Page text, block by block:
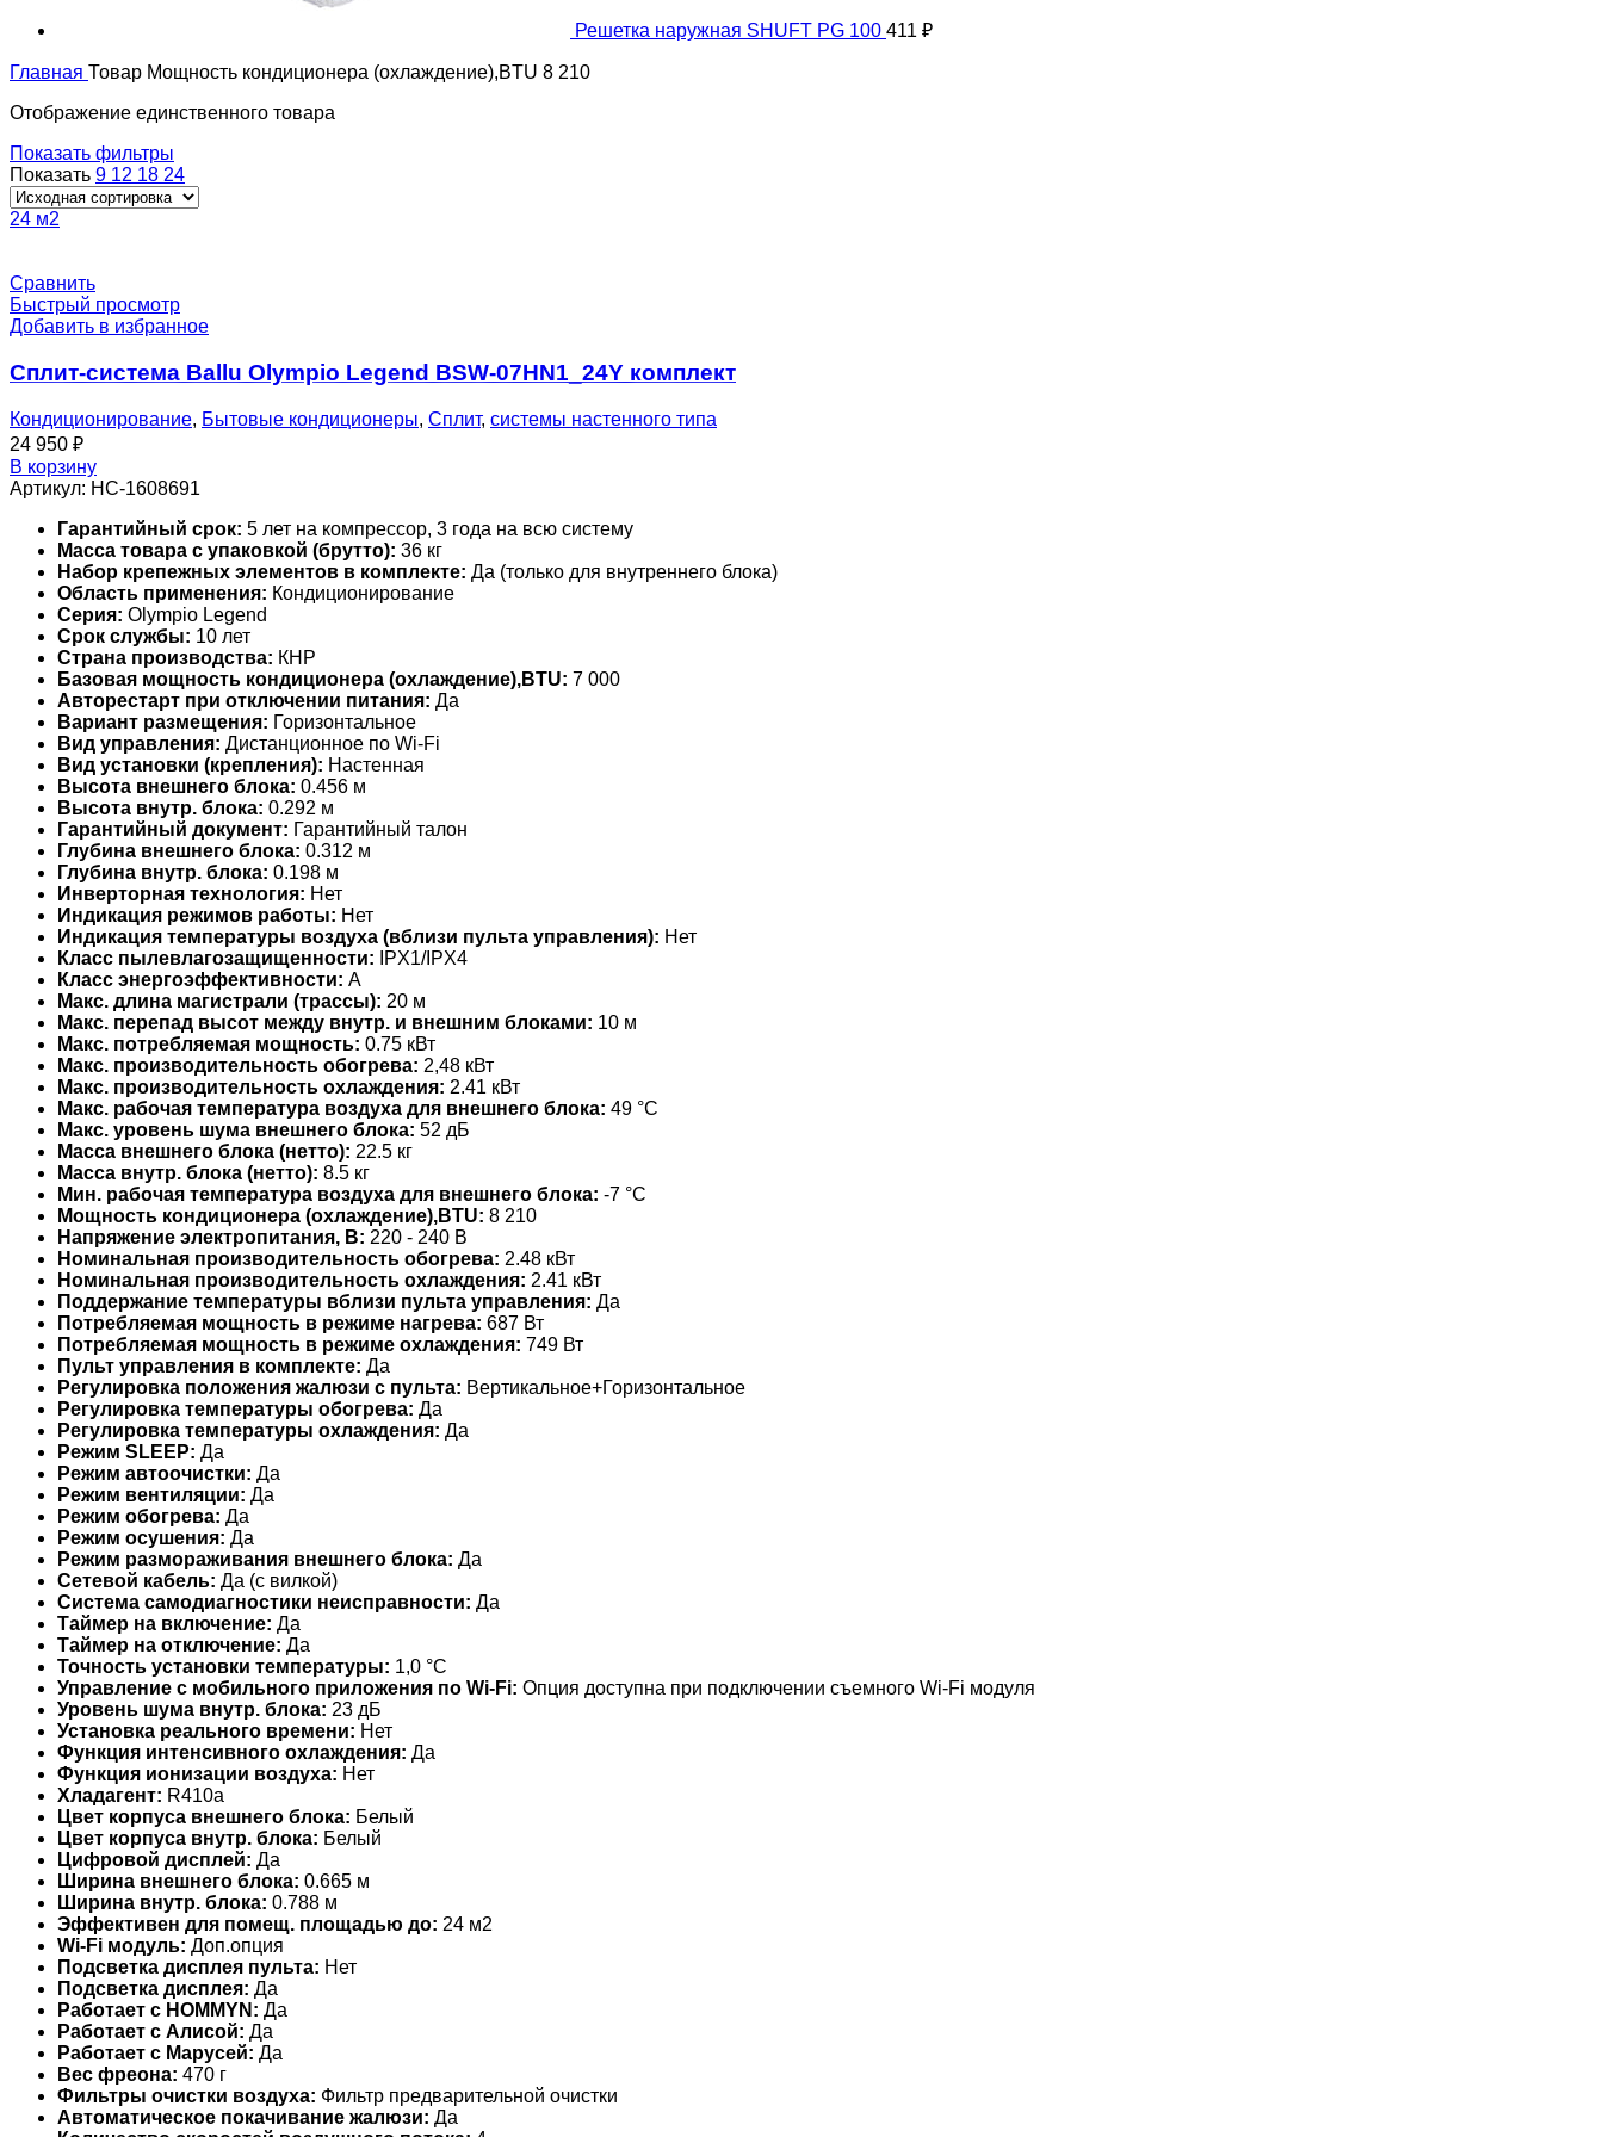
Решетка наружная SHUFT PG 100 411 ₽
Главная Товар Мощность кондиционера (охлаждение),BTU 8 210
Отображение единственного товара
Показать фильтры
Показать 9 12 18 24
24 м2
Сравнить
Быстрый просмотр
Добавить в избранное
Сплит-система Ballu Olympio Legend BSW-07HN1_24Y комплект
Кондиционирование, Бытовые кондиционеры, Сплит, системы настенного типа
24 950 ₽
В корзину
Артикул: НС-1608691
Гарантийный срок: 5 лет на компрессор, 3 года на всю систему
Масса товара с упаковкой (брутто): 36 кг
Набор крепежных элементов в комплекте: Да (только для внутреннего блока)
Область применения: Кондиционирование
Серия: Olympio Legend
Срок службы: 10 лет
Страна производства: КНР
Базовая мощность кондиционера (охлаждение),BTU: 7 000
Авторестарт при отключении питания: Да
Вариант размещения: Горизонтальное
Вид управления: Дистанционное по Wi-Fi
Вид установки (крепления): Настенная
Высота внешнего блока: 0.456 м
Высота внутр. блока: 0.292 м
Гарантийный документ: Гарантийный талон
Глубина внешнего блока: 0.312 м
Глубина внутр. блока: 0.198 м
Инверторная технология: Нет
Индикация режимов работы: Нет
Индикация температуры воздуха (вблизи пульта управления): Нет
Класс пылевлагозащищенности: IPX1/IPX4
Класс энергоэффективности: A
Макс. длина магистрали (трассы): 20 м
Макс. перепад высот между внутр. и внешним блоками: 10 м
Макс. потребляемая мощность: 0.75 кВт
Макс. производительность обогрева: 2,48 кВт
Макс. производительность охлаждения: 2.41 кВт
Макс. рабочая температура воздуха для внешнего блока: 49 °С
Макс. уровень шума внешнего блока: 52 дБ
Масса внешнего блока (нетто): 22.5 кг
Масса внутр. блока (нетто): 8.5 кг
Мин. рабочая температура воздуха для внешнего блока: -7 °С
Мощность кондиционера (охлаждение),BTU: 8 210
Напряжение электропитания, В: 220 - 240 В
Номинальная производительность обогрева: 2.48 кВт
Номинальная производительность охлаждения: 2.41 кВт
Поддержание температуры вблизи пульта управления: Да
Потребляемая мощность в режиме нагрева: 687 Вт
Потребляемая мощность в режиме охлаждения: 749 Вт
Пульт управления в комплекте: Да
Регулировка положения жалюзи с пульта: Вертикальное+Горизонтальное
Регулировка температуры обогрева: Да
Регулировка температуры охлаждения: Да
Режим SLEEP: Да
Режим автоочистки: Да
Режим вентиляции: Да
Режим обогрева: Да
Режим осушения: Да
Режим размораживания внешнего блока: Да
Сетевой кабель: Да (с вилкой)
Система самодиагностики неисправности: Да
Таймер на включение: Да
Таймер на отключение: Да
Точность установки температуры: 1,0 °С
Управление c мобильного приложения по Wi-Fi: Опция доступна при подключении съемного Wi-Fi модуля
Уровень шума внутр. блока: 23 дБ
Установка реального времени: Нет
Функция интенсивного охлаждения: Да
Функция ионизации воздуха: Нет
Хладагент: R410a
Цвет корпуса внешнего блока: Белый
Цвет корпуса внутр. блока: Белый
Цифровой дисплей: Да
Ширина внешнего блока: 0.665 м
Ширина внутр. блока: 0.788 м
Эффективен для помещ. площадью до: 24 м2
Wi-Fi модуль: Доп.опция
Подсветка дисплея пульта: Нет
Подсветка дисплея: Да
Работает с HOMMYN: Да
Работает с Алисой: Да
Работает с Марусей: Да
Вес фреона: 470 г
Фильтры очистки воздуха: Фильтр предварительной очистки
Автоматическое покачивание жалюзи: Да